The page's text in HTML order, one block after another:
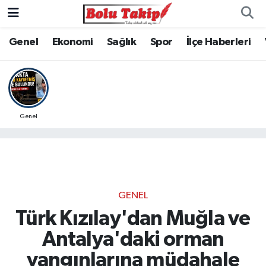
Genel Ekonomi Sağlık Spor İlçe Haberleri
Genel
GENEL
Türk Kızılay'dan Muğla ve
Antalya'daki orman
yangınlarına müdahale